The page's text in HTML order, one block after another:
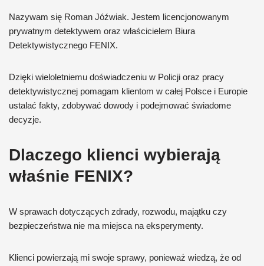
Nazywam się Roman Jóźwiak. Jestem licencjonowanym
prywatnym detektywem oraz właścicielem Biura
Detektywistycznego FENIX.
Dzięki wieloletniemu doświadczeniu w Policji oraz pracy
detektywistycznej pomagam klientom w całej Polsce i Europie
ustalać fakty, zdobywać dowody i podejmować świadome
decyzje.
Dlaczego klienci wybierają
właśnie FENIX?
W sprawach dotyczących zdrady, rozwodu, majątku czy
bezpieczeństwa nie ma miejsca na eksperymenty.
Klienci powierzają mi swoje sprawy, ponieważ wiedzą, że od